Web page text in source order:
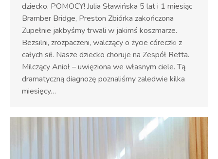
dziecko. POMOCY! Julia Sławińska 5 lat i 1 miesiąc
Bramber Bridge, Preston Zbiórka zakończona
Zupełnie jakbyśmy trwali w jakimś koszmarze.
Bezsilni, zrozpaczeni, walczący o życie córeczki z
całych sił. Nasze dziecko choruje na Zespół Retta.
Milczący Anioł – uwięziona we własnym ciele. Tą
dramatyczną diagnozę poznaliśmy zaledwie kilka
miesięcy…